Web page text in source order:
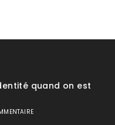
quand on est